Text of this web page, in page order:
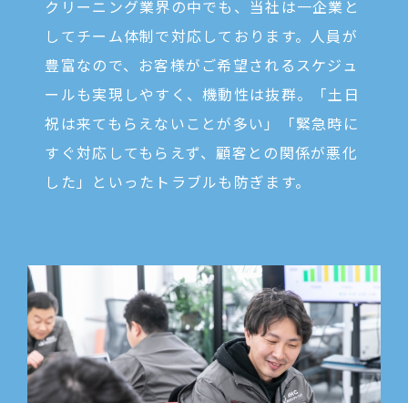
クリーニング業界の中でも、当社は一企業と
してチーム体制で対応しております。人員が
豊富なので、お客様がご希望されるスケジュ
ールも実現しやすく、機動性は抜群。「土日
祝は来てもらえないことが多い」「緊急時に
すぐ対応してもらえず、顧客との関係が悪化
した」といったトラブルも防ぎます。